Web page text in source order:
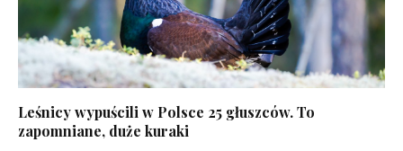
Leśnicy wypuścili w Polsce 25 głuszców. To
zapomniane, duże kuraki